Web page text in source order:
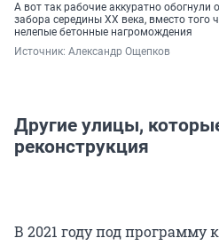
А вот так рабочие аккуратно обогнули
забора середины ХХ века, вместо того
нелепые бетонные нагромождения
Источник: Александр Ощепков
Другие улицы,
реконструкция
В 2021 году под программу